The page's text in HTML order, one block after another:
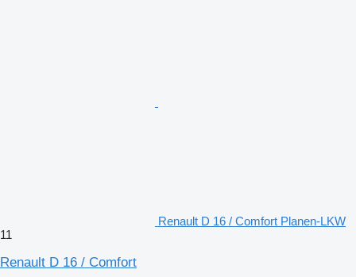
Renault D 16 / Comfort Planen-LKW
11
Renault D 16 / Comfort